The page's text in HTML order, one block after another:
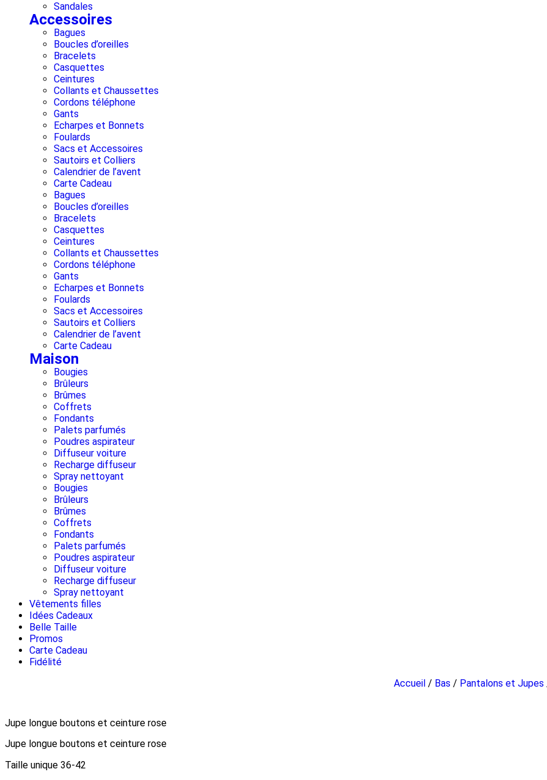
Sandales
Accessoires
Bagues
Boucles d’oreilles
Bracelets
Casquettes
Ceintures
Collants et Chaussettes
Cordons téléphone
Gants
Echarpes et Bonnets
Foulards
Sacs et Accessoires
Sautoirs et Colliers
Calendrier de l’avent
Carte Cadeau
Bagues
Boucles d’oreilles
Bracelets
Casquettes
Ceintures
Collants et Chaussettes
Cordons téléphone
Gants
Echarpes et Bonnets
Foulards
Sacs et Accessoires
Sautoirs et Colliers
Calendrier de l’avent
Carte Cadeau
Maison
Bougies
Brûleurs
Brûmes
Coffrets
Fondants
Palets parfumés
Poudres aspirateur
Diffuseur voiture
Recharge diffuseur
Spray nettoyant
Bougies
Brûleurs
Brûmes
Coffrets
Fondants
Palets parfumés
Poudres aspirateur
Diffuseur voiture
Recharge diffuseur
Spray nettoyant
Vêtements filles
Idées Cadeaux
Belle Taille
Promos
Carte Cadeau
Fidélité
Accueil / Bas / Pantalons et Jupes
Jupe longue boutons et ceinture rose
Jupe longue boutons et ceinture rose
Taille unique 36-42